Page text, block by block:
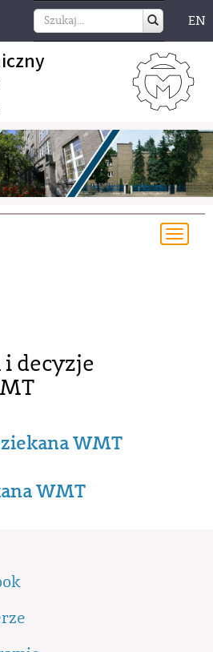
EN
decyzje
WMT
WMT